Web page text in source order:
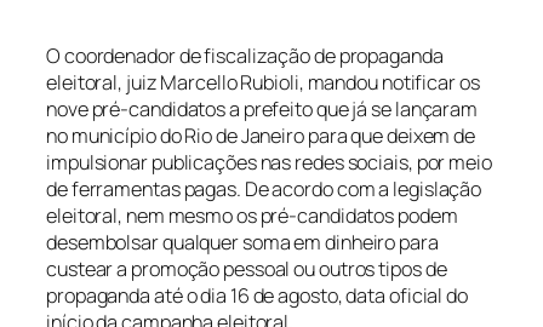
O coordenador de fiscalização de propaganda
eleitoral, juiz Marcello Rubioli, mandou notificar os
nove pré-candidatos a prefeito que já se lançaram
no município do Rio de Janeiro para que deixem de
impulsionar publicações nas redes sociais, por meio
de ferramentas pagas. De acordo com a legislação
eleitoral, nem mesmo os pré-candidatos podem
desembolsar qualquer soma em dinheiro para
custear a promoção pessoal ou outros tipos de
propaganda até o dia 16 de agosto, data oficial do